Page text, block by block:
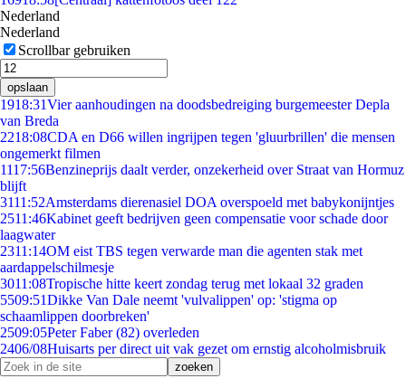
Nederland
Nederland
Scrollbar gebruiken
opslaan
1918:31Vier aanhoudingen na doodsbedreiging burgemeester Depla
van Breda
2218:08CDA en D66 willen ingrijpen tegen 'gluurbrillen' die mensen
ongemerkt filmen
1117:56Benzineprijs daalt verder, onzekerheid over Straat van Hormuz
blijft
3111:52Amsterdams dierenasiel DOA overspoeld met babykonijntjes
2511:46Kabinet geeft bedrijven geen compensatie voor schade door
laagwater
2311:14OM eist TBS tegen verwarde man die agenten stak met
aardappelschilmesje
3011:08Tropische hitte keert zondag terug met lokaal 32 graden
5509:51Dikke Van Dale neemt 'vulvalippen' op: 'stigma op
schaamlippen doorbreken'
2509:05Peter Faber (82) overleden
2406/08Huisarts per direct uit vak gezet om ernstig alcoholmisbruik